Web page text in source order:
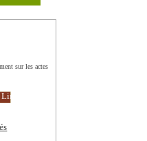
sur les actes
Lire la suite